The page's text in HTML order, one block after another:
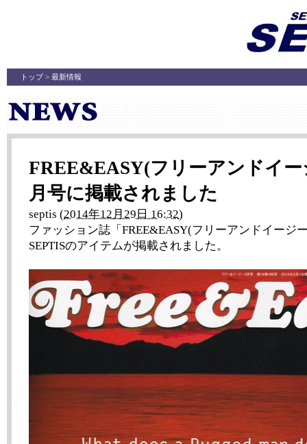
トップ> 最新情報
FREE&EASY(フリーアンドイー
月号に掲載されました
septis (2014年12月29日 16:32)
ファッション誌「FREE&EASY(フリーアンドイージ
SEPTISのアイテムが掲載されました。